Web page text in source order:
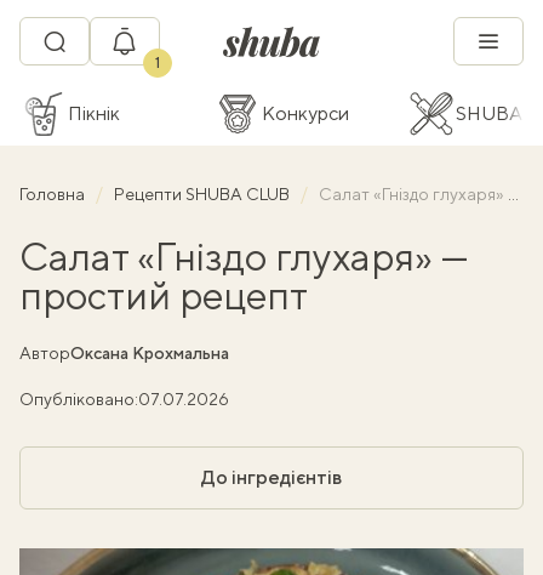
1
Пікнік Конкурси SHUBA
Головна Рецепти SHUBA CLUB Салат «Гніздо глухаря» — простий рецепт
Салат «Гніздо глухаря» —
простий рецепт
АвторОксана Крохмальна
Опубліковано:07.07.2026
До інгредієнтів